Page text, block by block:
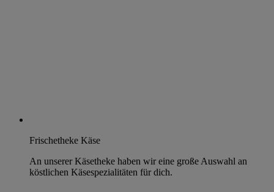
Frischetheke Käse
An unserer Käsetheke haben wir eine große Auswahl an
köstlichen Käsespezialitäten für dich.